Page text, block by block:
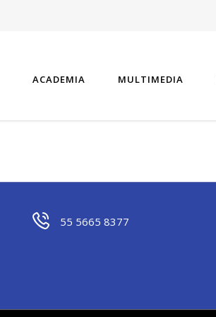
ACADEMIA MULTIMEDIA
55 5665 8377